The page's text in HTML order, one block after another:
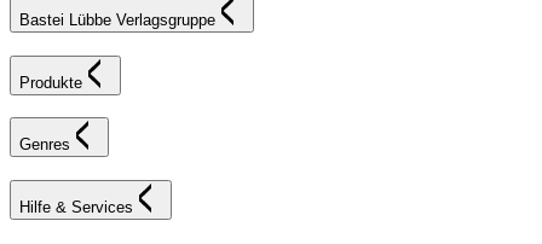
Bastei Lübbe Verlagsgruppe
Produkte
Genres
Hilfe & Services